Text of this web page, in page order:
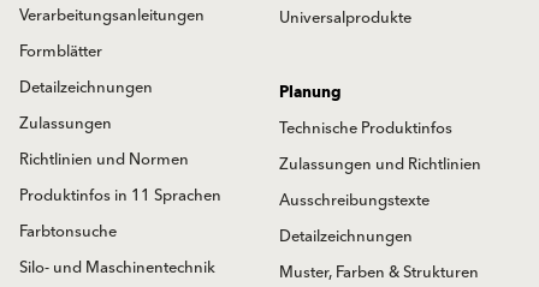
Universalprodukte
Verarbeitungsanleitungen
Formblätter
Detailzeichnungen
Zulassungen
Richtlinien und Normen
Produktinfos in 11 Sprachen
Farbtonsuche
Silo- und Maschinentechnik
Planung
Technische Produktinfos
Zulassungen und Richtlinien
Ausschreibungstexte
Detailzeichnungen
Muster, Farben & Strukturen